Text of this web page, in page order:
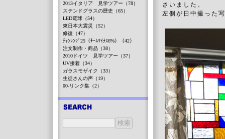
さいました。
左側が日中撮った
2013イタリア 見学ツアー（78）
ステンドグラスの歴史（65）
LED電球（54）
東日本大震災（52）
修復（47）
ﾁｬﾝﾚﾝｼﾞ25（ﾁｰﾑﾏｲﾅｽ6%）（42）
注文制作・商品（38）
2010ドイツ 見学ツアー（37）
UV接着（34）
ガラスモザイク（33）
生徒さんの声（19）
00-リンク集（2）